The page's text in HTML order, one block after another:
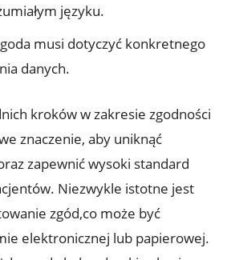
języku.
musi dotyczyć konkretnego
danych.
kroków w zakresie zgodności
znaczenie, aby uniknąć
zapewnić wysoki standard
Niezwykle istotne jest
zgód,co może być
elektronicznej lub papierowej.